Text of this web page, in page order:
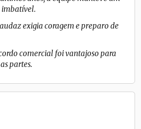
imbatível.
exigia coragem e preparo de
comercial foi vantajoso para
partes.